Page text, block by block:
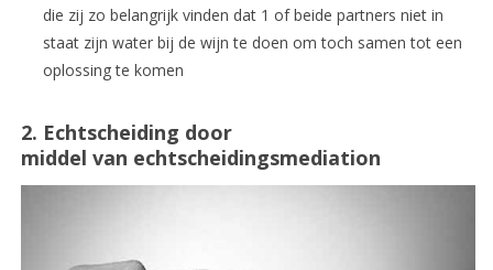
die zij zo belangrijk vinden dat 1 of beide partners niet in
staat zijn water bij de wijn te doen om toch samen tot een
oplossing te komen
2. Echtscheiding door
middel van echtscheidingsmediation